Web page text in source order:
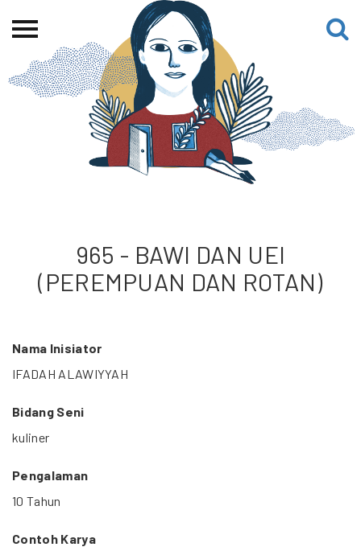
Beranda
Tentang
Permohonan Hibah
Sekolah Pemikiran
Proyek Terdahulu
Kredit Web-site
965 - BAWI DAN UEI
(PEREMPUAN DAN ROTAN)
Nama Inisiator
IFADAH ALAWIYYAH
Bidang Seni
kuliner
Pengalaman
10 Tahun
Contoh Karya